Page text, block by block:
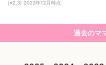
(※2,3) 2023年12月時点
過去のマ